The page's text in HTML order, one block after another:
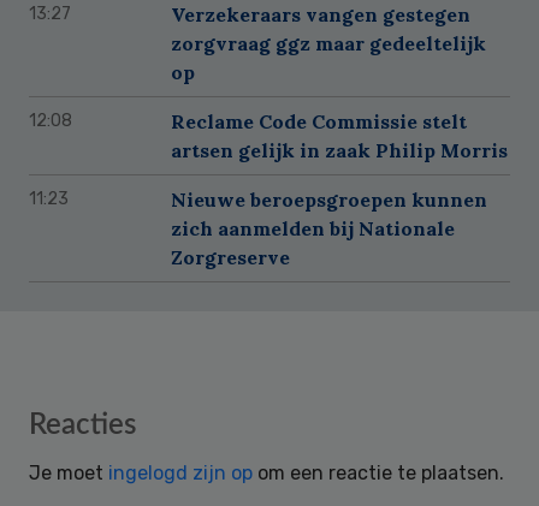
13:27
Verzekeraars vangen gestegen
zorgvraag ggz maar gedeeltelijk
op
12:08
Reclame Code Commissie stelt
artsen gelijk in zaak Philip Morris
11:23
Nieuwe beroepsgroepen kunnen
zich aanmelden bij Nationale
Zorgreserve
Reader
Reacties
Je moet ingelogd zijn op om een reactie te plaatsen.